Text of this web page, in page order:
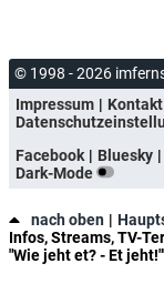
© 1998 - 2026
Impressum
Kontakt
Facebook
Bluesky
Dark-Mode
nach oben
Infos, Streams, TV-
"Wie jeht et? - Et